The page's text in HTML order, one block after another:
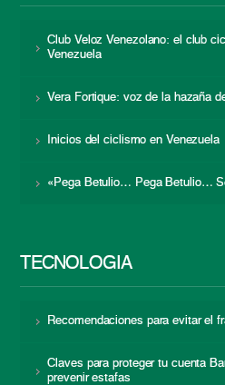
Club Veloz Venezolano: el club
Venezuela
Vera Fortique: voz de la hazaña
Inicios del ciclismo en Venezuela
«Pega Betulio… Pega Betulio…
TECNOLOGÍA
Recomendaciones para evitar el
Claves para proteger tu cuenta
prevenir estafas